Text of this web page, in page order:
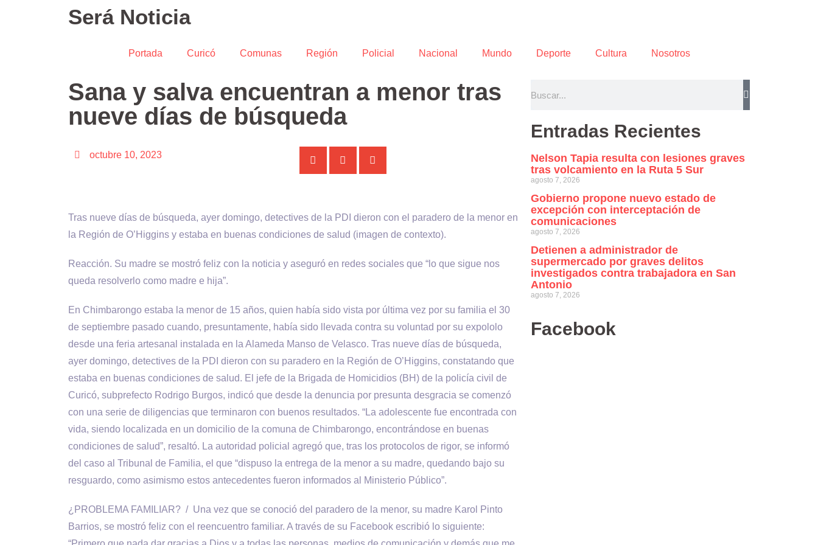
Será Noticia
Portada Curicó Comunas Región Policial Nacional Mundo Deporte Cultura Nosotros
Sana y salva encuentran a menor tras
nueve días de búsqueda
octubre 10, 2023
Tras nueve días de búsqueda, ayer domingo, detectives de la PDI dieron con el paradero de la menor en
la Región de O’Higgins y estaba en buenas condiciones de salud (imagen de contexto).
Reacción. Su madre se mostró feliz con la noticia y aseguró en redes sociales que “lo que sigue nos
queda resolverlo como madre e hija”.
En Chimbarongo estaba la menor de 15 años, quien había sido vista por última vez por su familia el 30
de septiembre pasado cuando, presuntamente, había sido llevada contra su voluntad por su expololo
desde una feria artesanal instalada en la Alameda Manso de Velasco. Tras nueve días de búsqueda,
ayer domingo, detectives de la PDI dieron con su paradero en la Región de O’Higgins, constatando que
estaba en buenas condiciones de salud. El jefe de la Brigada de Homicidios (BH) de la policía civil de
Curicó, subprefecto Rodrigo Burgos, indicó que desde la denuncia por presunta desgracia se comenzó
con una serie de diligencias que terminaron con buenos resultados. “La adolescente fue encontrada con
vida, siendo localizada en un domicilio de la comuna de Chimbarongo, encontrándose en buenas
condiciones de salud”, resaltó. La autoridad policial agregó que, tras los protocolos de rigor, se informó
del caso al Tribunal de Familia, el que “dispuso la entrega de la menor a su madre, quedando bajo su
resguardo, como asimismo estos antecedentes fueron informados al Ministerio Público”.
¿PROBLEMA FAMILIAR? / Una vez que se conoció del paradero de la menor, su madre Karol Pinto
Barrios, se mostró feliz con el reencuentro familiar. A través de su Facebook escribió lo siguiente:
Entradas Recientes
Nelson Tapia resulta con lesiones graves
tras volcamiento en la Ruta 5 Sur
agosto 7, 2026
Gobierno propone nuevo estado de
excepción con interceptación de
comunicaciones
agosto 7, 2026
Detienen a administrador de
supermercado por graves delitos
investigados contra trabajadora en San
Antonio
agosto 7, 2026
Facebook